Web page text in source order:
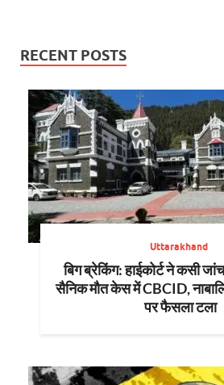
RECENT POSTS
Uttarakhand
बिग ब्रेकिंग: हाईकोर्ट ने कसी
सैनिक मौत केस में CBCID,
पर फैसला टला